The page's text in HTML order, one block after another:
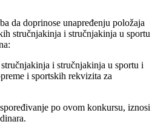
da doprinose unapređenju položaja
stručnjakinja i stručnjakinja u sportu
i stručnjakinja u sportu i
i sportskih rekvizita za
po ovom konkursu, iznosi